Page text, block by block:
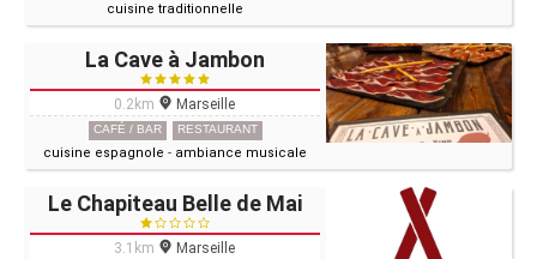
cuisine traditionnelle
La Cave à Jambon
0.2km Marseille
CAFÉ / BAR RESTAURANT
cuisine espagnole - ambiance musicale
Le Chapiteau Belle de Mai
3.1km Marseille